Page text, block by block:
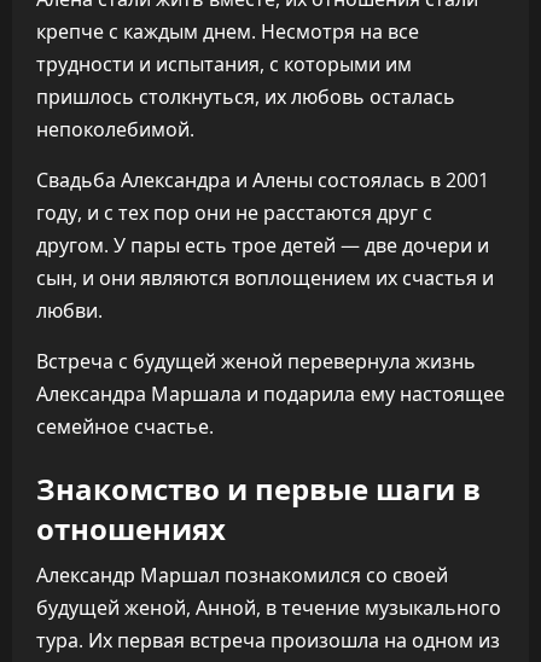
крепче с каждым днем. Несмотря на все
трудности и испытания, с которыми им
пришлось столкнуться, их любовь осталась
непоколебимой.
Свадьба Александра и Алены состоялась в 2001
году, и с тех пор они не расстаются друг с
другом. У пары есть трое детей — две дочери и
сын, и они являются воплощением их счастья и
любви.
Встреча с будущей женой перевернула жизнь
Александра Маршала и подарила ему настоящее
семейное счастье.
Знакомство и первые шаги в
отношениях
Александр Маршал познакомился со своей
будущей женой, Анной, в течение музыкального
тура. Их первая встреча произошла на одном из